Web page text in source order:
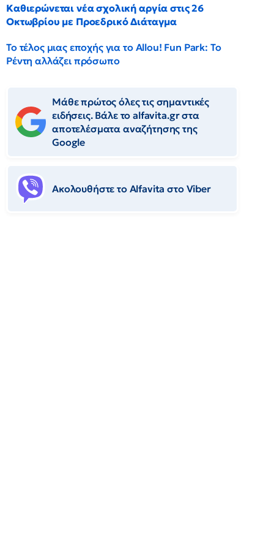
Καθιερώνεται νέα σχολική αργία στις 26
Οκτωβρίου με Προεδρικό Διάταγμα
Το τέλος μιας εποχής για το Allou! Fun Park: Το
Ρέντη αλλάζει πρόσωπο
Μάθε πρώτος όλες τις σημαντικές
ειδήσεις. Βάλε το alfavita.gr στα
αποτελέσματα αναζήτησης της
Google
Ακολουθήστε το Αlfavita στο Viber